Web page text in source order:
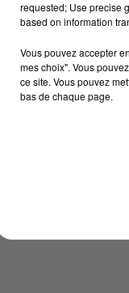
02/2025 À
requested; Use precise
based on information
Vous pouvez accepter
mes choix". Vous
ce site. Vous pouvez
bas de chaque page.